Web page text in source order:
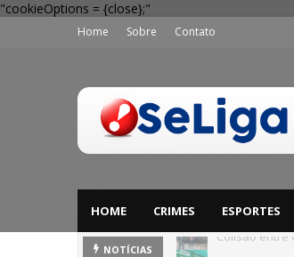
"cookieOptions = {close};"
Home Sobre Contato
HOME CRIMES ESPORTES
NOTÍCIAS